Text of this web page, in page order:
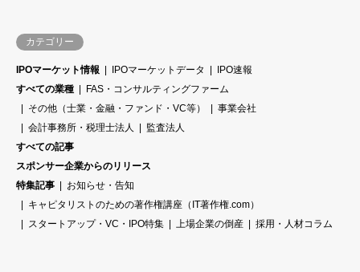
カテゴリー
IPOマーケット情報 IPOマーケットデータ
IPO速報
すべての業種
FAS・コンサルティングファーム
その他（士業・金融・ファンド・VC等）
事業会社
会計事務所・税理士法人
監査法人
すべての記事
スポンサー企業からのリリース
特集記事
お知らせ・告知
キャピタリストのための著作権講座（IT著作権.com）
スタートアップ・VC・IPO特集
上場企業の倒産 採用・人材コラム